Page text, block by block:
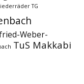
TG
Weber-
TuS Makkabi